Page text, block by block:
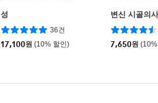
성
36건
17,100원 (10% 할인)
변신 시골의사
7,650원